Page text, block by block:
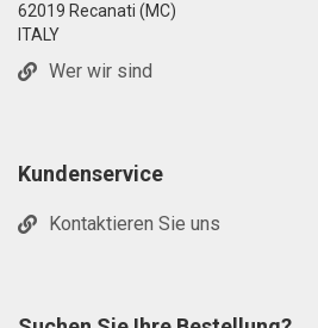
62019 Recanati (MC)
ITALY
Wer wir sind
Kundenservice
Kontaktieren Sie uns